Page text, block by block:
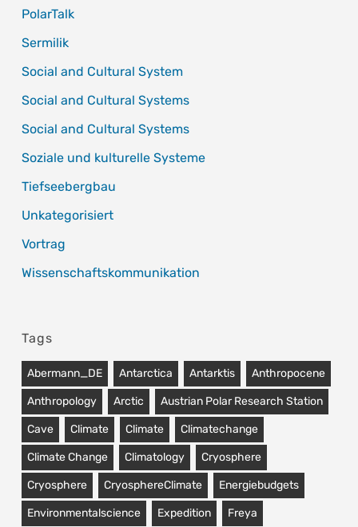
PolarTalk
Sermilik
Social and Cultural System
Social and Cultural Systems
Social and Cultural Systems
Soziale und kulturelle Systeme
Tiefseebergbau
Unkategorisiert
Vortrag
Wissenschaftskommunikation
Tags
Abermann_DE Antarctica Antarktis Anthropocene
Anthropology Arctic Austrian Polar Research Station
Cave Climate Climate Climatechange
Climate Change Climatology Cryosphere
Cryosphere CryosphereClimate Energiebudgets
Environmentalscience Expedition Freya